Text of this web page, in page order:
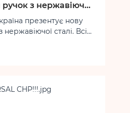
Нова колекція ручок з нержавіючої сталі!
презентує нову
сталі. Всі
для об'єктів з
т.п.), а також для
вологістю.
сталі допускають